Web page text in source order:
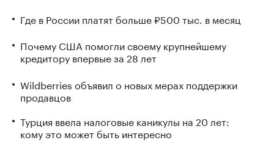
Где в России платят больше ₽500 тыс. в месяц
Почему США помогли своему крупнейшему
кредитору впервые за 28 лет
Wildberries объявил о новых мерах поддержки
продавцов
Турция ввела налоговые каникулы на 20 лет:
кому это может быть интересно